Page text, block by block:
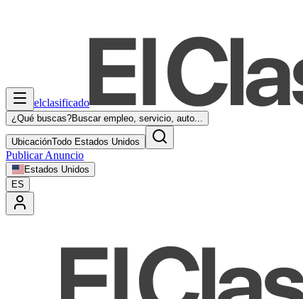
elclasificado
¿Qué buscas?Buscar empleo, servicio, auto...
UbicaciónTodo Estados Unidos
Publicar Anuncio
Estados Unidos
ES